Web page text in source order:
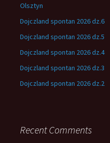
Olsztyn
Dojczland spontan 2026 dz.6
Dojczland spontan 2026 dz.5
Dojczland spontan 2026 dz.4
Dojczland spontan 2026 dz.3
Dojczland spontan 2026 dz.2
Recent Comments